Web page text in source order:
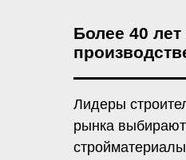
Более 40
Лидеры
рынка